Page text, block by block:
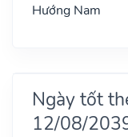
Hướng Nam
Ngày tốt
12/08/